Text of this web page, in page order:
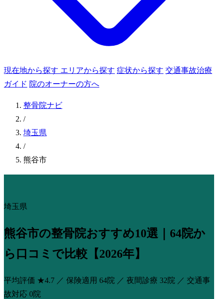
現在地から探す エリアから探す 症状から探す 交通事故治療
ガイド 院のオーナーの方へ
整骨院ナビ
/
埼玉県
/
熊谷市
埼玉県
熊谷市の整骨院おすすめ10選｜64院か
ら口コミで比較【2026年】
平均評価 ★4.7 ／ 保険適用 64院 ／ 夜間診療 32院 ／ 交通事
故対応 0院